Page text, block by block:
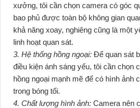
xưởng, tôi cần chọn camera có góc
bao phủ được toàn bộ không gian
khả năng xoay, nghiêng cũng là một
linh hoạt quan sát.
3. Hệ thống hồng ngoại: Để quan sát
điều kiện ánh sáng yếu, tôi cần chọn
hồng ngoại mạnh mẽ để có hình ảnh
trong bóng tối.
4. Chất lượng hình ảnh: Camera nên